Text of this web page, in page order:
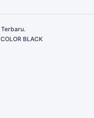
Terbaru.
BLACK